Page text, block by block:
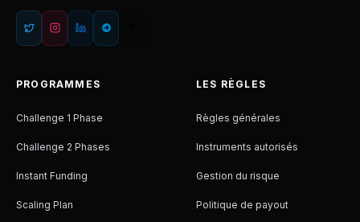
PROGRAMMES
Challenge 1 Phase
Challenge 2 Phases
Instant Funding
Scaling Plan
LES RÈGLES
Règles générales
Instruments autorisés
Gestion du risque
Politique de payout